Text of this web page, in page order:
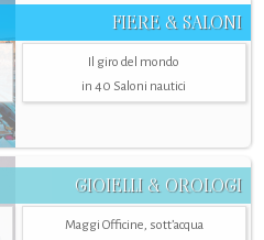
FIERE & SALONI
Il giro del mondo
in 40 Saloni nautici
GIOIELLI & OROLOGI
Maggi Officine, sott’acqua